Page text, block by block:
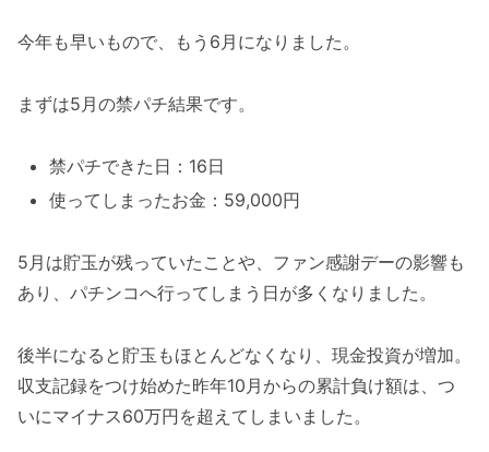
今年も早いもので、もう6月になりました。
まずは5月の禁パチ結果です。
禁パチできた日：16日
使ってしまったお金：59,000円
5月は貯玉が残っていたことや、ファン感謝デーの影響も
あり、パチンコへ行ってしまう日が多くなりました。
後半になると貯玉もほとんどなくなり、現金投資が増加。
収支記録をつけ始めた昨年10月からの累計負け額は、つ
いにマイナス60万円を超えてしまいました。